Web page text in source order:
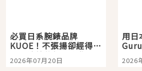
必買日系腕錶品牌
KUOE！不張揚卻經得起
時間洗鍊的經典之作五
選
2026年07月20日
用日
大
美食
2026